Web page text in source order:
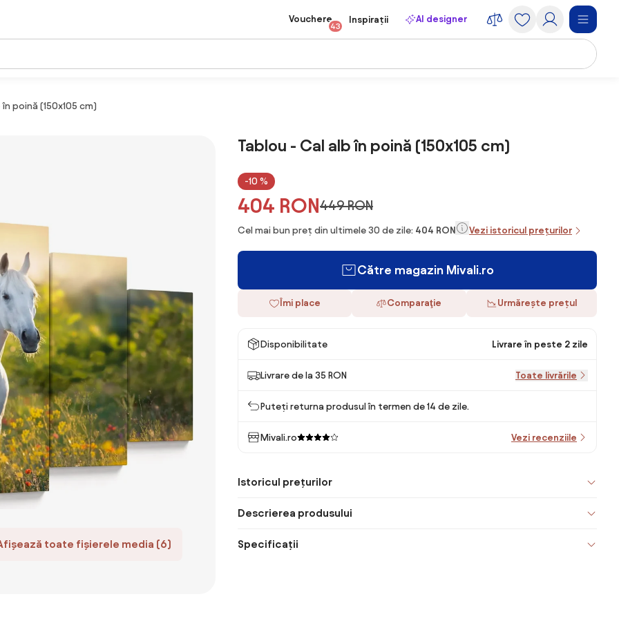
Vouchere
43
Inspirații AI designer
poină (150x105 cm)
toate fișierele media (6)
Tablou - Cal alb în poină (150x105 cm)
-10 %
404 RON449 RON
Cel mai bun preț din ultimele 30 de zile: 404 RON Vezi istoricul prețurilor
Către magazin Mivali.ro
Îmi place Comparaţie Urmărește prețul
Disponibilitate Livrare în peste 2 zile
Livrare de la 35 RON Toate livrările
Puteți returna produsul în termen de 14 de zile.
Mivali.ro Vezi recenziile
Istoricul prețurilor
Descrierea produsului
Specificații